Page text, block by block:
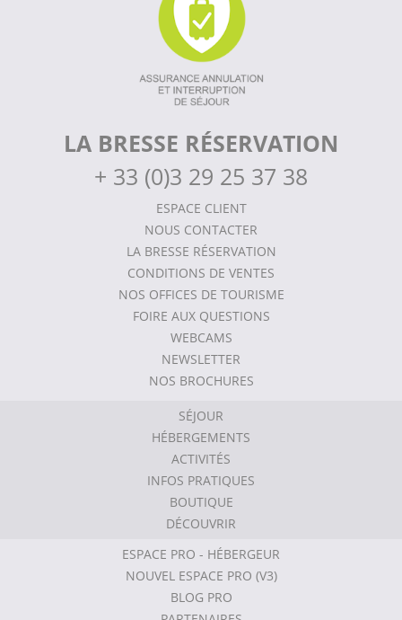
LA BRESSE RÉSERVATION
+ 33 (0)3 29 25 37 38
ESPACE CLIENT
NOUS CONTACTER
LA BRESSE RÉSERVATION
CONDITIONS DE VENTES
NOS OFFICES DE TOURISME
FOIRE AUX QUESTIONS
WEBCAMS
NEWSLETTER
NOS BROCHURES
SÉJOUR
HÉBERGEMENTS
ACTIVITÉS
INFOS PRATIQUES
BOUTIQUE
DÉCOUVRIR
ESPACE PRO - HÉBERGEUR
NOUVEL ESPACE PRO (V3)
BLOG PRO